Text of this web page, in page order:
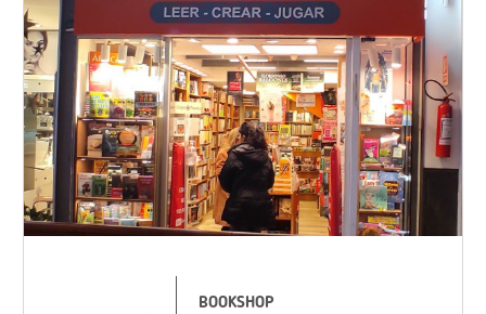
BOOKSHOP